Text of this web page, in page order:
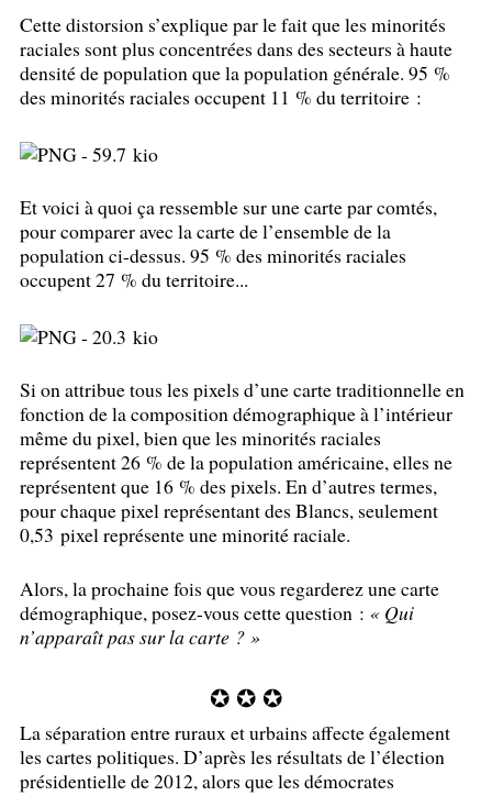
Cette distorsion s’explique par le fait que les minorités
raciales sont plus concentrées dans des secteurs à haute
densité de population que la population générale. 95 %
des minorités raciales occupent 11 % du territoire :
Et voici à quoi ça ressemble sur une carte par comtés,
pour comparer avec la carte de l’ensemble de la
population ci-dessus. 95 % des minorités raciales
occupent 27 % du territoire...
Si on attribue tous les pixels d’une carte traditionnelle en
fonction de la composition démographique à l’intérieur
même du pixel, bien que les minorités raciales
représentent 26 % de la population américaine, elles ne
représentent que 16 % des pixels. En d’autres termes,
pour chaque pixel représentant des Blancs, seulement
0,53 pixel représente une minorité raciale.
Alors, la prochaine fois que vous regarderez une carte
démographique, posez-vous cette question : « Qui
n’apparaît pas sur la carte ? »
✪ ✪ ✪
La séparation entre ruraux et urbains affecte également
les cartes politiques. D’après les résultats de l’élection
présidentielle de 2012, alors que les démocrates